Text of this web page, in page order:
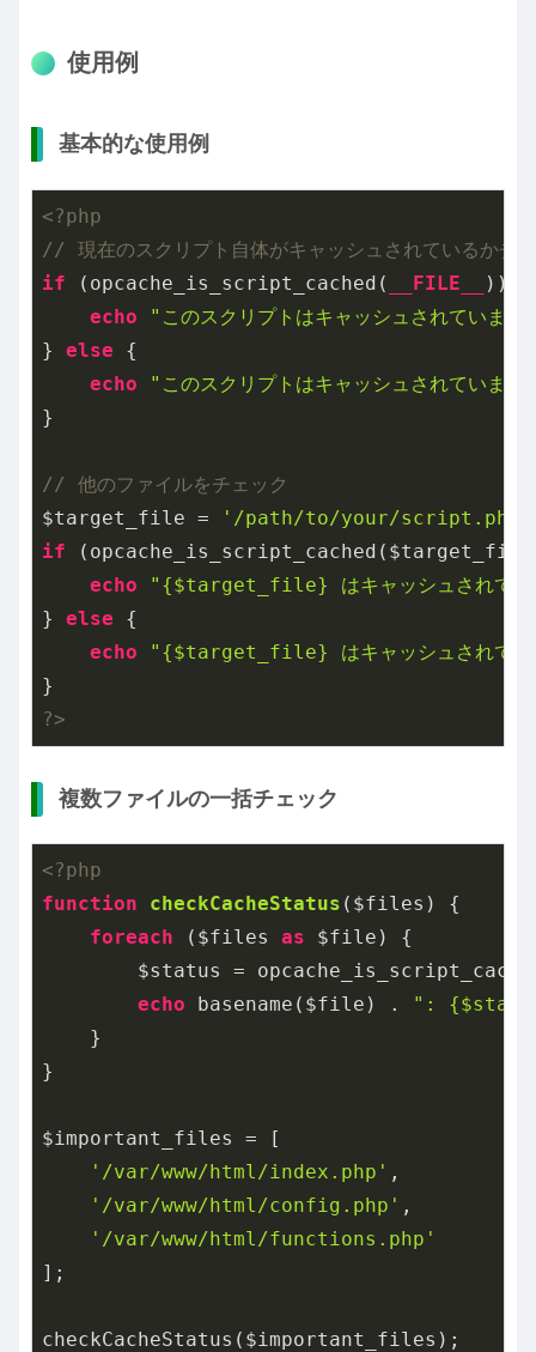
使用例
基本的な使用例
<?php
// 現在のスクリプト自体がキャッシュされているかチ
if (opcache_is_script_cached( __FILE__
)) {
echo
"このスクリプトはキャッシュされています"
} else {
echo
"このスクリプトはキャッシュされていませ
}
// 他のファイルをチェック
$target_file =
'/path/to/your/script.php'
if
echo
"{$target_file} はキャッシュされてい
} else {
echo
"{$target_file} はキャッシュされてい
?>
複数ファイルの一括チェック
<?php
function
checkCacheStatus ($files)
{
foreach ($files as $file) {
$status =
echo basename($file) .
":
    }
}
$important_files = [
'/var/www/html/index.php' ,
'/var/www/html/config.php' ,
'/var/www/html/functions.php'
];